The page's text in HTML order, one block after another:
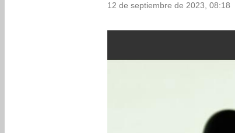
12 de septiembre de 2023, 08:18